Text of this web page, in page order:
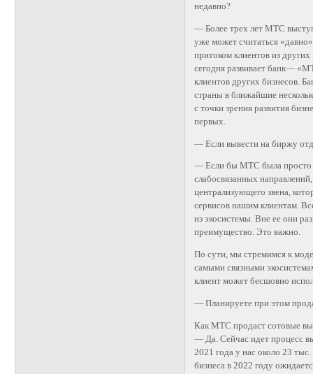
недавно?
— Более трех лет МТС
уже может считаться
притоком клиентов из
сегодня развивает банк—
клиентов других бизнесов.
страны в ближайшие
с точки зрения развития
первых.
— Если вывести на биржу
— Если бы МТС была просто
слабосвязанных
централизующего звена,
сервисов нашим клиентам.
из экосистемы. Вне ее они
преимущество. Это важно.
По сути, мы стремимся к
самыми связными
клиент может бесшовно
— Планируете при этом
Как МТС продаст сотовые
— Да. Сейчас идет процесс
2021 года у нас около 23
бизнеса в 2022 году